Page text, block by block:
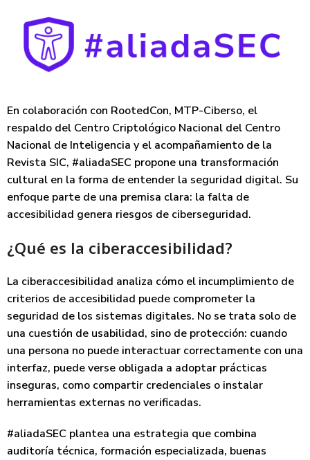
En colaboración con RootedCon, MTP-Ciberso, el
respaldo del Centro Criptológico Nacional del Centro
Nacional de Inteligencia y el acompañamiento de la
Revista SIC, #aliadaSEC propone una transformación
cultural en la forma de entender la seguridad digital. Su
enfoque parte de una premisa clara: la falta de
accesibilidad genera riesgos de ciberseguridad.
¿Qué es la ciberaccesibilidad?
La ciberaccesibilidad analiza cómo el incumplimiento de
criterios de accesibilidad puede comprometer la
seguridad de los sistemas digitales. No se trata solo de
una cuestión de usabilidad, sino de protección: cuando
una persona no puede interactuar correctamente con una
interfaz, puede verse obligada a adoptar prácticas
inseguras, como compartir credenciales o instalar
herramientas externas no verificadas.
#aliadaSEC plantea una estrategia que combina
auditoría técnica, formación especializada, buenas